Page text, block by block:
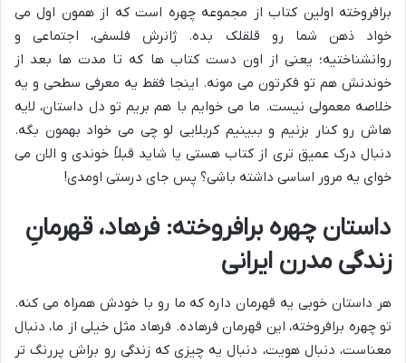
برافروخته اولین کتاب از مجموعه چهره است که از همون اول می
خواد ذهن شما رو قلقلک بده. ژانرش فلسفی، اجتماعی و
روانشناختیه؛ یعنی از اون دست کتاب ها که تا مدت ها بعد از
خوندنش هم تو فکرتون می مونه. اینجا فقط یه معرفی سطحی و یه
خلاصه معمولی نیست. ما می خوایم با هم بریم تو دل داستان، لایه
هاش رو کنار بزنیم و ببینیم کربلایی لو چی می خواد بهمون بگه.
دنبال درک عمیق تری از کتاب هستی یا شاید قبلاً خوندی و الان می
خوای یه مرور اساسی داشته باشی؟ پس جای درستی اومدی!
داستان چهره برافروخته: فرهاد، قهرمانِ
زندگی مدرن ایرانی
هر داستان خوبی یه قهرمان داره که ما رو با خودش همراه می کنه.
تو چهره برافروخته، این قهرمان فرهاده. فرهاد مثل خیلی از ما، دنبال
معناست، دنبال هویت، دنبال یه چیزی که زندگی رو براش پررنگ تر